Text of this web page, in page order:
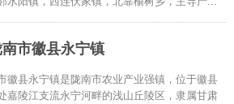
市徽县永宁镇
徽县永宁镇是陇南市农业产业强镇，位于徽县
嘉陵江支流永宁河畔的浅山丘陵区，隶属甘肃